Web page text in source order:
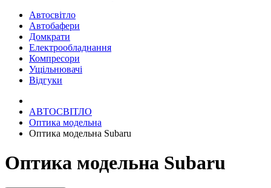
Автосвітло
Автобафери
Домкрати
Електрообладнання
Компресори
Ущільнювачі
Відгуки
АВТОСВІТЛО
Оптика модельна
Оптика модельна Subaru
Оптика модельна Subaru